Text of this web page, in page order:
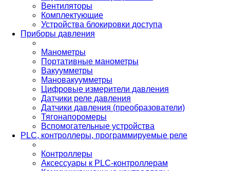
Вентиляторы
Комплектующие
Устройства блокировки доступа
Приборы давления
Манометры
Портативные манометры
Вакуумметры
Мановакуумметры
Цифровые измерители давления
Датчики реле давления
Датчики давления (преобразователи)
Тягонапоромеры
Вспомогательные устройства
PLС, контроллеры, программируемые реле
Контроллеры
Аксессуары к PLC-контроллерам